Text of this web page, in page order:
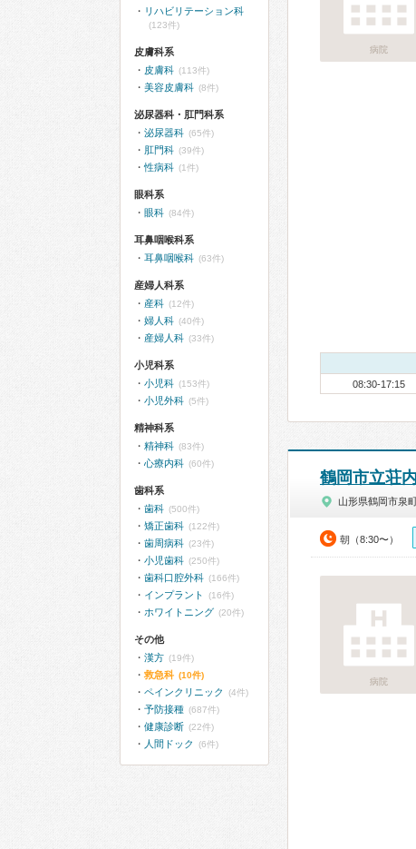
病院
08:30-17:15
鶴岡市立荘
山形県鶴岡市泉
朝（8:30〜）
病院
リハビリテーション科
(123件)
皮膚科系
皮膚科 (113件)
美容皮膚科 (8件)
泌尿器科・肛門科系
泌尿器科 (65件)
肛門科 (39件)
性病科 (1件)
眼科系
眼科 (84件)
耳鼻咽喉科系
耳鼻咽喉科 (63件)
産婦人科系
産科 (12件)
婦人科 (40件)
産婦人科 (33件)
小児科系
小児科 (153件)
小児外科 (5件)
精神科系
精神科 (83件)
心療内科 (60件)
歯科系
歯科 (500件)
矯正歯科 (122件)
歯周病科 (23件)
小児歯科 (250件)
歯科口腔外科 (166件)
インプラント (16件)
ホワイトニング (20件)
その他
漢方 (19件)
救急科 (10件)
ペインクリニック (4件)
予防接種 (687件)
健康診断 (22件)
人間ドック (6件)